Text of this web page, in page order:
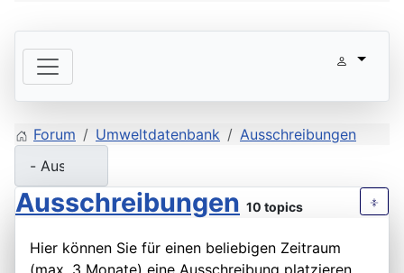
Forum Umweltdatenbank Ausschreibungen
Ausschreibungen 10 topics
Hier können Sie für einen beliebigen Zeitraum
(max. 3 Monate) eine Ausschreibung platzieren.